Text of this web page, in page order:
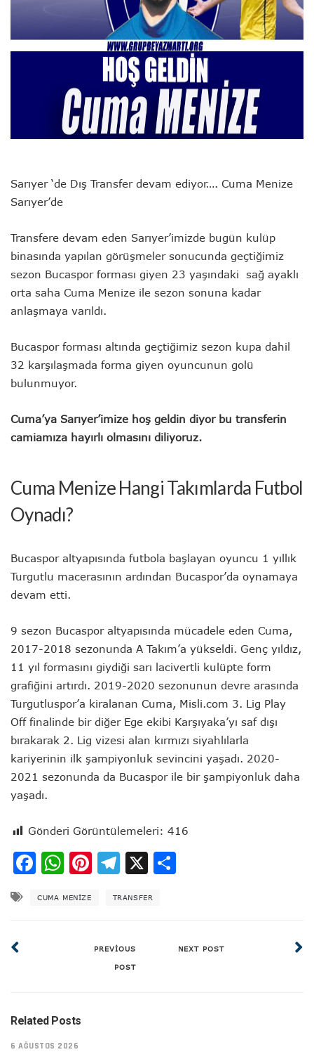
Sarıyer ‘de Dış Transfer devam ediyor…. Cuma Menize
Sarıyer’de
Transfere devam eden Sarıyer’imizde bugün kulüp
binasında yapılan görüşmeler sonucunda geçtiğimiz
sezon Bucaspor forması giyen 23 yaşındaki sağ ayaklı
orta saha Cuma Menize ile sezon sonuna kadar
anlaşmaya varıldı.
Bucaspor forması altında geçtiğimiz sezon kupa dahil
32 karşılaşmada forma giyen oyuncunun golü
bulunmuyor.
Cuma’ya Sarıyer’imize hoş geldin diyor bu transferin
camiamıza hayırlı olmasını diliyoruz.
Cuma Menize Hangi Takımlarda Futbol
Oynadı?
Bucaspor altyapısında futbola başlayan oyuncu 1 yıllık
Turgutlu macerasının ardından Bucaspor’da oynamaya
devam etti.
9 sezon Bucaspor altyapısında mücadele eden Cuma,
2017-2018 sezonunda A Takım’a yükseldi. Genç yıldız,
11 yıl formasını giydiği sarı lacivertli kulüpte form
grafiğini artırdı. 2019-2020 sezonunun devre arasında
Turgutluspor’a kiralanan Cuma, Misli.com 3. Lig Play
Off finalinde bir diğer Ege ekibi Karşıyaka’yı saf dışı
bırakarak 2. Lig vizesi alan kırmızı siyahlılarla
kariyerinin ilk şampiyonluk sevincini yaşadı. 2020-
2021 sezonunda da Bucaspor ile bir şampiyonluk daha
yaşadı.
Gönderi Görüntülemeleri: 416
Facebook
WhatsApp
Pinterest
Telegram
X
CUMA MENIZE TRANSFER
PREVIOUS
POST
NEXT POST
Related Posts
6 AĞUSTOS 2026